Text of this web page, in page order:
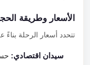
الأسعار وطريقة الحجز
تتحدد أسعار الرحلة بناءً
سيدان اقتصادي:حسب